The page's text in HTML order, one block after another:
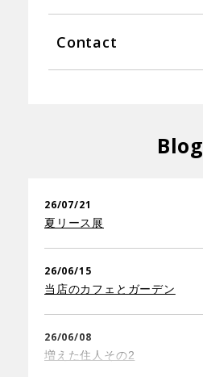
Contact
Blog
26/07/21
夏リース展
26/06/15
当店のカフェとガーデン
26/06/08
増えた住人その2